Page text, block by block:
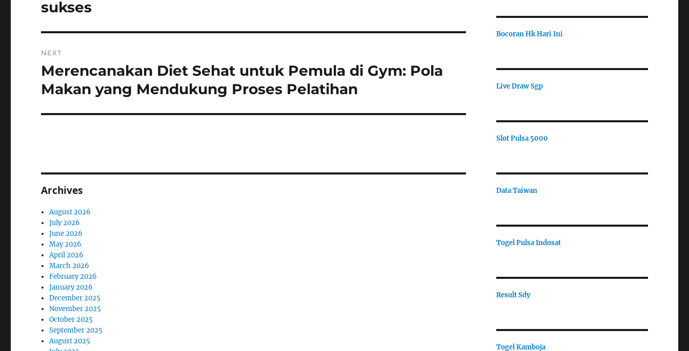
sukses
NEXT
Next
post:
Merencanakan Diet Sehat untuk Pemula di Gym: Pola
Makan yang Mendukung Proses Pelatihan
Archives
August 2026
July 2026
June 2026
May 2026
April 2026
March 2026
February 2026
January 2026
December 2025
November 2025
October 2025
September 2025
August 2025
Bocoran Hk Hari Ini
Live Draw Sgp
Slot Pulsa 5000
Data Taiwan
Togel Pulsa Indosat
Result Sdy
Togel Kamboja